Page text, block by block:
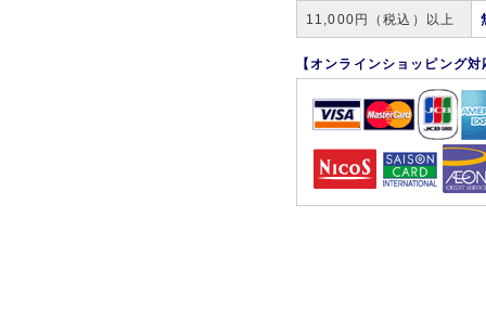
11,000円（税込）以上
【オンラインショッピング